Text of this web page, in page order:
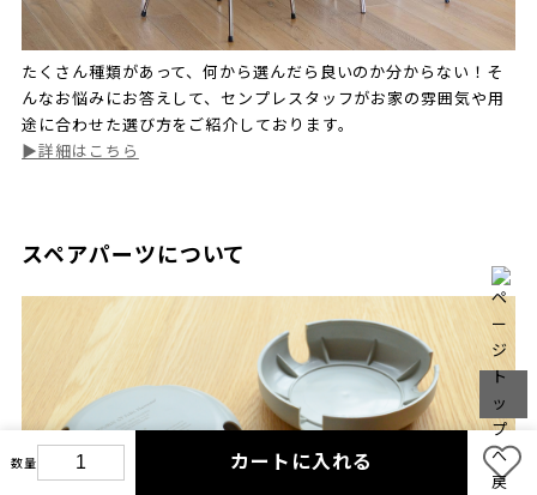
数量 カートに入れる
たくさん種類があって、何から選んだら良いのか分からない！そ
んなお悩みにお答えして、センプレスタッフがお家の雰囲気や用
途に合わせた選び方をご紹介しております。
▶︎詳細はこちら
スペアパーツについて